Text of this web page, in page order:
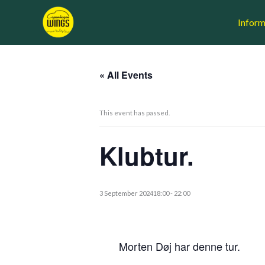
« All Events
This event has passed.
Klubtur.
3 September 202418:00- 22:00
Morten Døj har denne tur.